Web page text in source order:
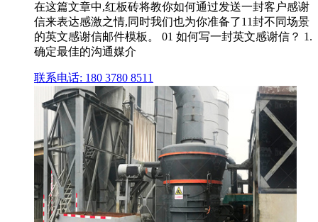
在这篇文章中,红板砖将教你如何通过发送一封客户感谢
信来表达感激之情,同时我们也为你准备了11封不同场景
的英文感谢信邮件模板。 01 如何写一封英文感谢信？ 1.
确定最佳的沟通媒介
联系电话: 180 3780 8511